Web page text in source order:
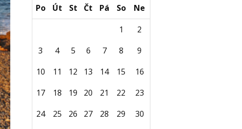
Po Út St Čt Pá So
Ne
1
2
3
4 5 6 7 8
9
10
11 12 13 14 15
16
17
18 19 20 21 22
23
24
25 26 27 28 29
30